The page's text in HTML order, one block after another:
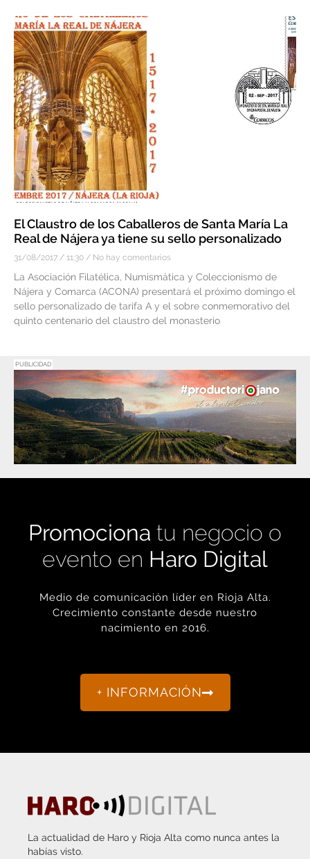
El Claustro de los Caballeros de Santa María La
Real de Nájera ya tiene su sello personalizado
31/08/2017 11:30 No hay comentarios
La Asociación Filatélica, Numismática y Coleccionismo de
Nájera y Comarca (ACONA) presentará el próximo domingo el
sello personalizado de tarifa A y el sobre conmemorativo del
quinto centenario del claustro del monasterio
PUBLICIDAD
Promociona tu negocio o
evento en Haro Digital
Medio de comunicación líder en Rioja Alta.
Crecimiento constante desde nuestro
nacimiento en 2016.
+ INFORMACIÓN
La actualidad de Haro y Rioja Alta como nunca antes la
habías visto.